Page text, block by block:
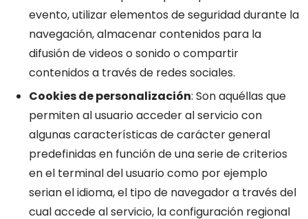
evento, utilizar elementos de seguridad durante la
navegación, almacenar contenidos para la
difusión de videos o sonido o compartir
contenidos a través de redes sociales.
Cookies de personalización: Son aquéllas que
permiten al usuario acceder al servicio con
algunas características de carácter general
predefinidas en función de una serie de criterios
en el terminal del usuario como por ejemplo
serian el idioma, el tipo de navegador a través del
cual accede al servicio, la configuración regional